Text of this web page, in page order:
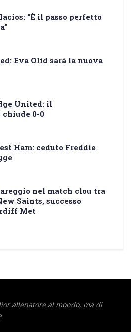
“È il passo perfetto
Eva Olid sarà la nuova
United: il
chiude 0-0
Ham: ceduto Freddie
nel match clou tra
Saints, successo
Met
allenatore al mondo, ma di